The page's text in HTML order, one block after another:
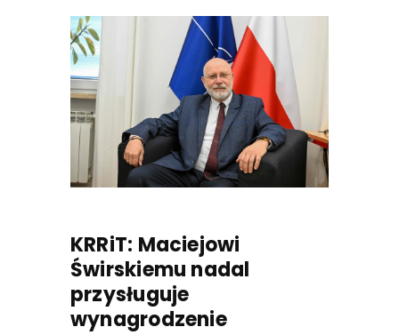
KRRiT: Maciejowi
Świrskiemu nadal
przysługuje
wynagrodzenie